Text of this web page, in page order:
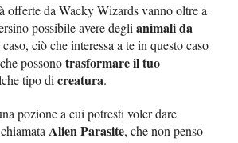
offerte da Wacky Wizards vanno oltre a
possibile avere deglianimali da
ciò che interessa a te in questo caso
possonotrasformare il tuo
tipo dicreatura.
pozione a cui potresti voler dare
Alien Parasite, che non penso